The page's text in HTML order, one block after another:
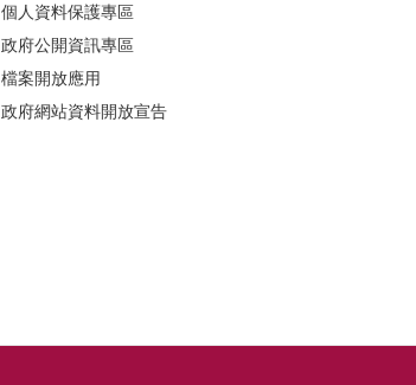
個人資料保護專區
政府公開資訊專區
檔案開放應用
政府網站資料開放宣告